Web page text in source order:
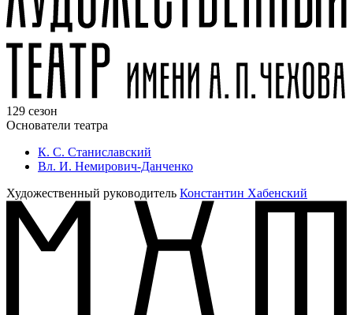
129 сезон
Основатели театра
К. С. Станиславский
Вл. И. Немирович-Данченко
Художественный руководитель Константин Хабенский